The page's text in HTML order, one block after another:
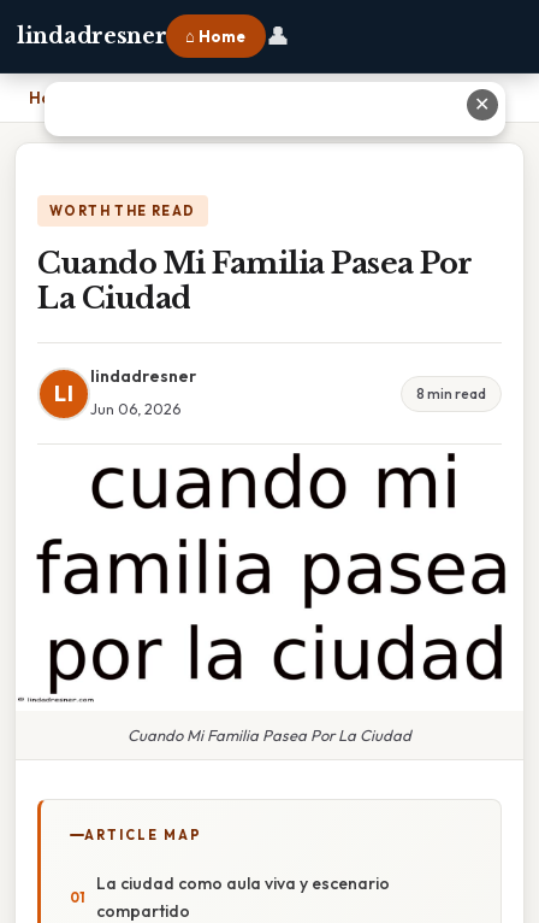
lindadresner ⌂ Home 👤
Home
WORTH THE READ
Cuando Mi Familia Pasea Por
La Ciudad
LI
lindadresner
Jun 06, 2026
8 min read
Cuando Mi Familia Pasea Por La Ciudad
ARTICLE MAP
La ciudad como aula viva y escenario
compartido
✕